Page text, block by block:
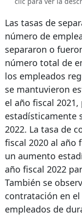
Las tasas de
número de
separaron o
número total de
los empleados
se mantuvieron
el año fiscal
estadísticamente
2022. La tasa de
fiscal 2020 al año
un aumento
año fiscal 2022
También se
contratación en
empleados de